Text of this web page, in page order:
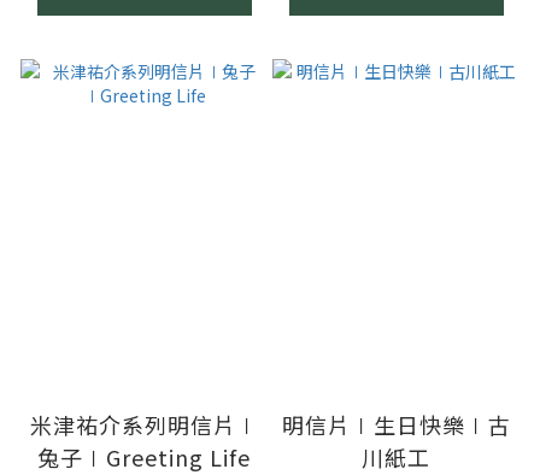
米津祐介系列明信片∣
兔子∣Greeting Life
明信片∣生日快樂∣古
川紙工